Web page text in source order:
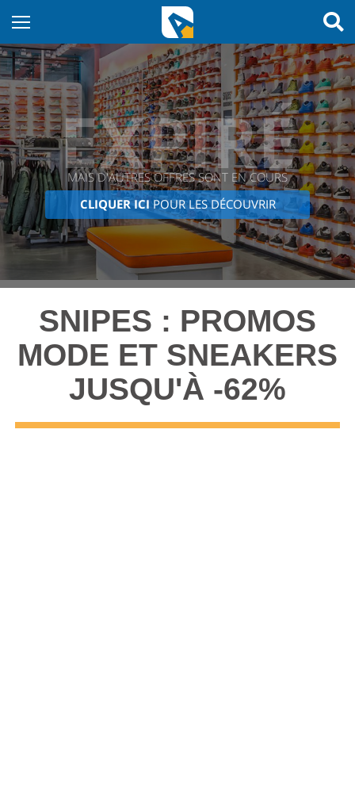
EXPIRÉ
MAIS D'AUTRES OFFRES SONT EN COURS
CLIQUER ICIPOUR LES DÉCOUVRIR
SNIPES : PROMOS
MODE ET SNEAKERS
JUSQU'À -62%